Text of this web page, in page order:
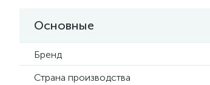
Основные
Бренд
Страна производства